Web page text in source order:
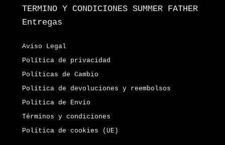
TERMINO Y CONDICIONES SUMMER FATHER
Entregas
Aviso Legal
Política de privacidad
Políticas de Cambio
Política de devoluciones y reembolsos
Politica de Envio
Términos y condiciones
Política de cookies (UE)